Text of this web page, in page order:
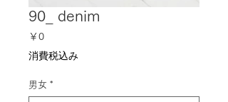
90_ denim
￥0価
消費税込み
男女 *